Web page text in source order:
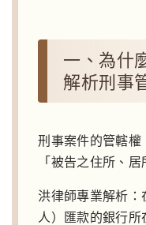
一、為什
解析刑事
刑事案件的管轄
「被告之住所、
洪律師專業解析
人）匯款的銀行